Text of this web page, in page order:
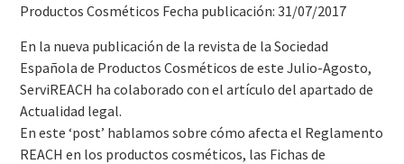
Productos Cosméticos Fecha publicación: 31/07/2017
En la nueva publicación de la revista de la Sociedad
Española de Productos Cosméticos de este Julio-Agosto,
ServiREACH ha colaborado con el artículo del apartado de
Actualidad legal.
En este ‘post’ hablamos sobre cómo afecta el Reglamento
REACH en los productos cosméticos, las Fichas de